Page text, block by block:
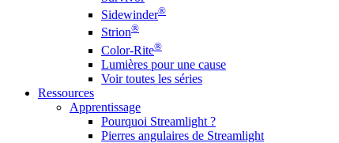
Sidewinder®
Strion®
Color-Rite®
Lumières pour une cause
Voir toutes les séries
Ressources
Apprentissage
Pourquoi Streamlight ?
Pierres angulaires de Streamlight